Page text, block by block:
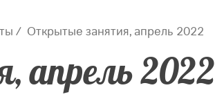
Открытые занятия, апрель 2022
2022